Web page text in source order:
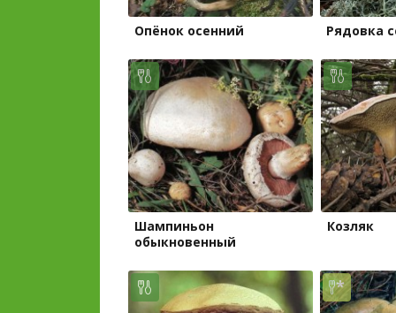
Опёнок осенний Рядовка
Шампиньон
обыкновенный
Козляк